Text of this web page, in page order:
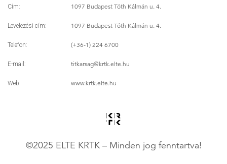
Cím: 1097 Budapest Tóth Kálmán u. 4.
Levelezési cím: 1097 Budapest Tóth Kálmán u. 4.
Telefon: (+36-1) 224 6700
E-mail: titkarsag@krtk.elte.hu
Web: www.krtk.elte.hu
©2025 ELTE KRTK – Minden jog fenntartva!